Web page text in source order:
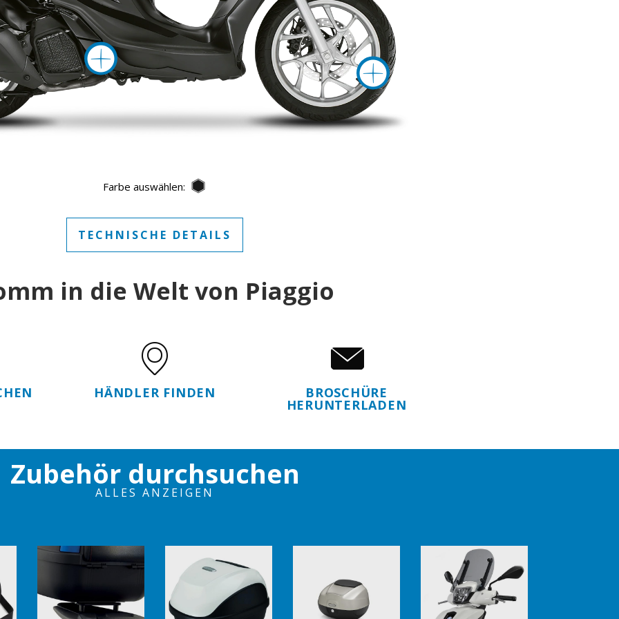
mehr
mehr Informationen
Farbe auswählen: Nero Abisso
TECHNISCHE DETAILS
in die Welt von Piaggio
HÄNDLER FINDEN BROSCHÜRE
HERUNTERLADEN
Zubehör durchsuchen
ALLES ANZEIGEN